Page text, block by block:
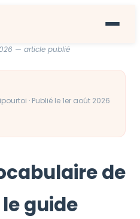
— article publié
· Publié le 1er août 2026
de
guide